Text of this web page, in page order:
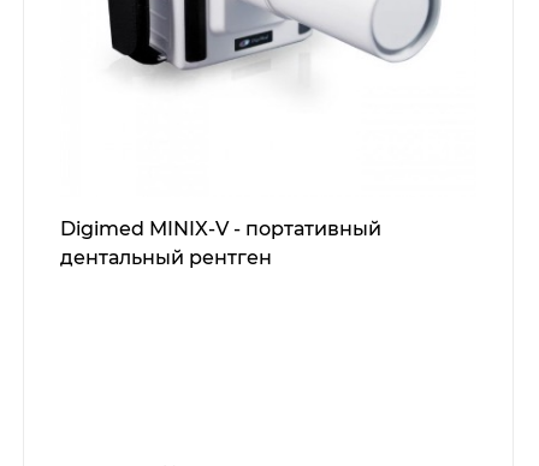
Digimed MINIX-V - портативный
дентальный рентген